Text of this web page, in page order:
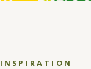
INSPIRATION